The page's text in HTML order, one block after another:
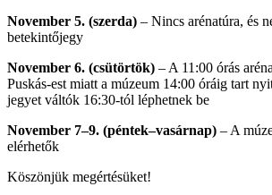
November 5. (szerda) – Nincs arénatúra, és
betekintőjegy
November 6. (csütörtök) – A 11:00 órás
Puskás-est miatt a múzeum 14:00 óráig tart
jegyet váltók 16:30-tól léphetnek be
November 7–9. (péntek–vasárnap) – A
elérhetők
Köszönjük megértésüket!